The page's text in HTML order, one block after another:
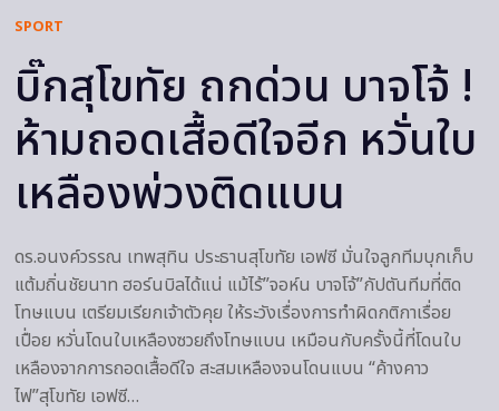
SPORT
บิ๊กสุโขทัย ถกด่วน บาจโจ้ !
ห้ามถอดเสื้อดีใจอีก หวั่นใบ
เหลืองพ่วงติดแบน
ดร.อนงค์วรรณ เทพสุทิน ประธานสุโขทัย เอฟซี มั่นใจลูกทีมบุกเก็บ
แต้มถิ่นชัยนาท ฮอร์นบิลได้แน่ แม้ไร้”จอห์น บาจโจ้”กัปตันทีมที่ติด
โทษแบน เตรียมเรียกเจ้าตัวคุย ให้ระวังเรื่องการทำผิดกติกาเรื่อย
เปื่อย หวั่นโดนใบเหลืองซวยถึงโทษแบน เหมือนกับครั้งนี้ที่โดนใบ
เหลืองจากการถอดเสื้อดีใจ สะสมเหลืองจนโดนแบน “ค้างคาว
ไฟ”สุโขทัย เอฟซี…